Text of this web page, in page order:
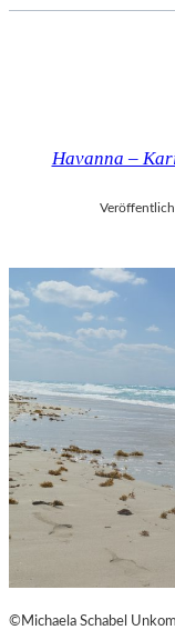
Havanna –
©Michaela Schabel